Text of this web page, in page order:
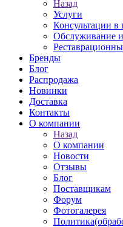
Назад
Услуги
Консультации в
Обслуживание
Бренды
Блог
Распродажа
Новинки
Доставка
Контакты
О компании
Назад
О компании
Новости
Отзывы
Блог
Поставщикам
Форум
Фотогалерея